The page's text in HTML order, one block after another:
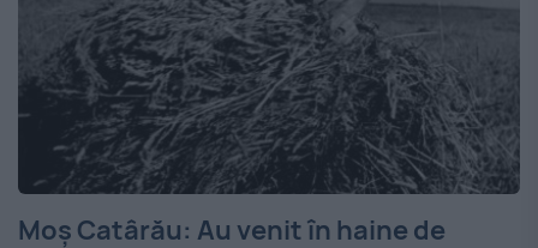
Moș Catârău: Au venit în haine de